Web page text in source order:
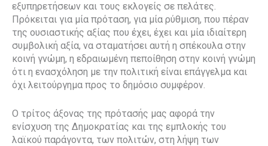
εξυπηρετήσεων και τους εκλογείς σε πελάτες.
Πρόκειται για μία πρόταση, για μία ρύθμιση, που πέραν
της ουσιαστικής αξίας που έχει, έχει και μία ιδιαίτερη
συμβολική αξία, να σταματήσει αυτή η σπέκουλα στην
κοινή γνώμη, η εδραιωμένη πεποίθηση στην κοινή γνώμη
ότι η ενασχόληση με την πολιτική είναι επάγγελμα και
όχι λειτούργημα προς το δημόσιο συμφέρον.
Ο τρίτος άξονας της πρότασής μας αφορά την
ενίσχυση της Δημοκρατίας και της εμπλοκής του
λαϊκού παράγοντα, των πολιτών, στη λήψη των